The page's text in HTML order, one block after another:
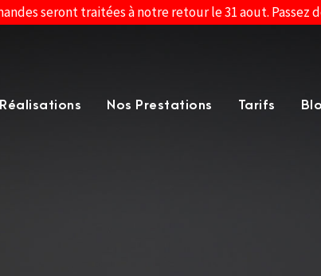
seront traitées à notre retour le 31 aout. Passez
Nos Prestations Tarifs